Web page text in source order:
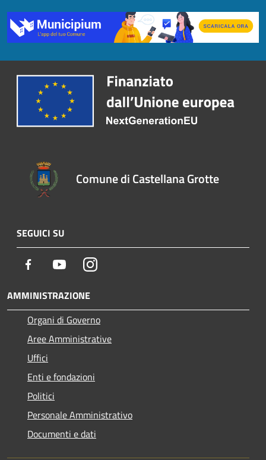
Comune di Castellana Grotte
SEGUICI SU
Facebook YoutubeInstagram
AMMINISTRAZIONE
Organi di Governo
Aree Amministrative
Uffici
Enti e fondazioni
Politici
Personale Amministrativo
Documenti e dati